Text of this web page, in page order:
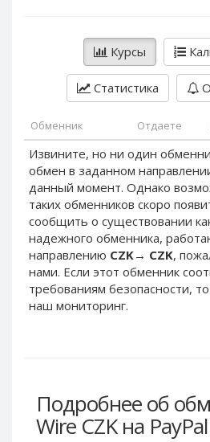
Курсы
Статистика
Обменник Отдаете
Извините, но ни один
обмен в заданном
данный момент. Однако
таких обменников скоро
сообщить о существовании
надежного обменника,
направлению CZK→ CZK,
нами. Если этот обменник
требованиям безопасности,
наш мониторинг.
Подробнее об
Wire CZK на
PayPal NOK
PayPal PLN
PayPal SGD
PayPal SEK
PayPal CHF
PayPal MYR
Webmoney WMZ
Webmoney WMR
Webmoney WME
Webmoney WMU
Webmoney WMK
Skril USD
Skril EUR